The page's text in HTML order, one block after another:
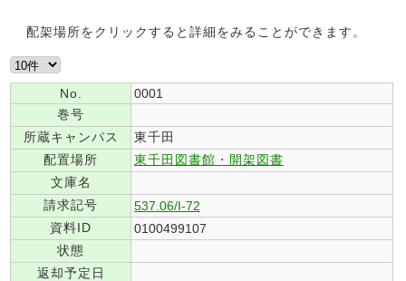
配架場所をクリックすると詳細をみることができます。
No.
0001
巻号
所蔵キャンパス
東千田
配置場所
東千田図書館・開架図書
文庫名
請求記号
537.06/I-72
資料ID
0100499107
状態
返却予定日